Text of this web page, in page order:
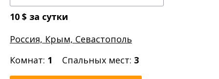
10 $ за сутки
Россия, Крым, Севастополь
Комнат: 1 Спальных мест: 3